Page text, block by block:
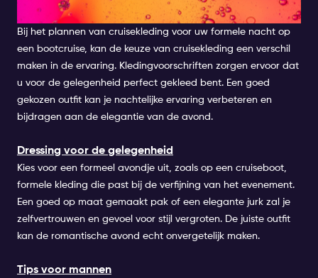
CRUISE FORMAL NIGHT
Bij het plannen van cruisekleding voor uw formele nacht op
een bootcruise, kan de keuze van cruisekleding een verschil
maken in de ervaring. Kledingvoorschriften zorgen ervoor dat
u voor de gelegenheid perfect gekleed bent. Een goed
gekozen outfit kan je nachtelijke ervaring verbeteren en
bijdragen aan de elegantie van de avond.
Dressing voor de gelegenheid
Kies voor een formeel avondje uit, zoals op een cruiseboot,
formele kleding die past bij de verfijning van het evenement.
Een goed op maat gemaakt pak of een elegante jurk zal je
zelfvertrouwen en gevoel voor stijl vergroten. De juiste outfit
kan de romantische avond echt onvergetelijk maken.
Tips voor mannen